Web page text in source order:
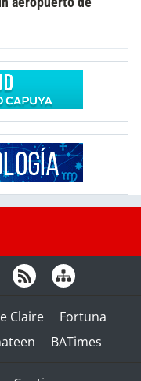
Claire
Fortuna
BATimes